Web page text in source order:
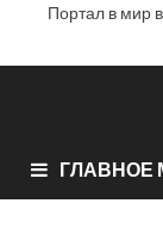
Портал в мир
ГЛАВНОЕ